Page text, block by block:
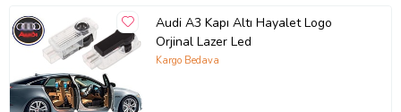
Audi A3 Kapı Altı Hayalet Logo
Orjinal Lazer Led
Kargo Bedava